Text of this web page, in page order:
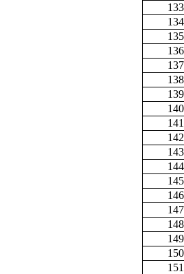
133
134
135
136
137
138
139
140
141
142
143
144
145
146
147
148
149
150
151